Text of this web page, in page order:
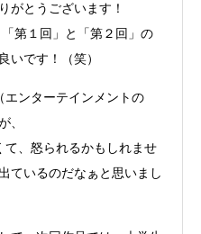
がとうございます！
第１回」と「第２回」の
いです！（笑）
ンターテインメントの
、
、怒られるかもしれませ
ているのだなぁと思いまし